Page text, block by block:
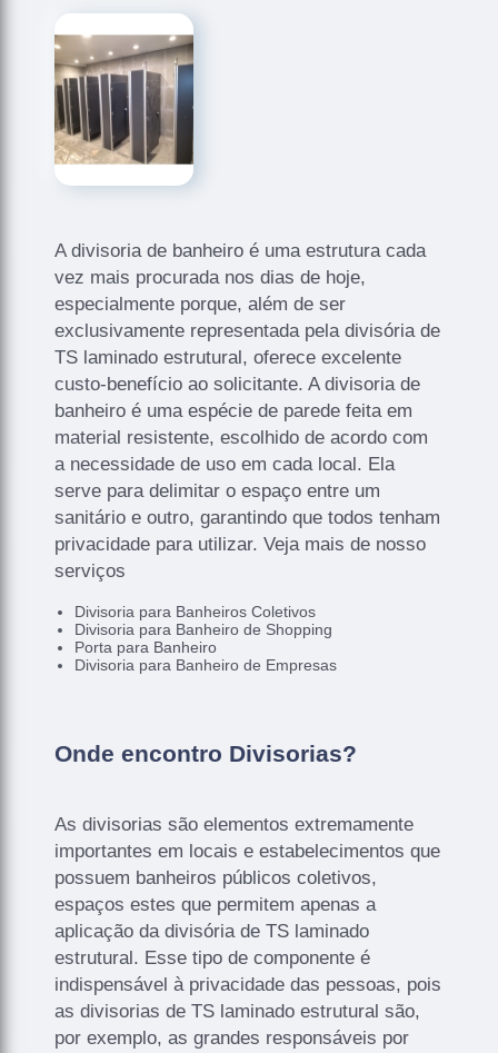
A divisoria de banheiro é uma estrutura cada
vez mais procurada nos dias de hoje,
especialmente porque, além de ser
exclusivamente representada pela divisória de
TS laminado estrutural, oferece excelente
custo-benefício ao solicitante. A divisoria de
banheiro é uma espécie de parede feita em
material resistente, escolhido de acordo com
a necessidade de uso em cada local. Ela
serve para delimitar o espaço entre um
sanitário e outro, garantindo que todos tenham
privacidade para utilizar. Veja mais de nosso
serviços
Divisoria para Banheiros Coletivos
Divisoria para Banheiro de Shopping
Porta para Banheiro
Divisoria para Banheiro de Empresas
Onde encontro Divisorias?
As divisorias são elementos extremamente
importantes em locais e estabelecimentos que
possuem banheiros públicos coletivos,
espaços estes que permitem apenas a
aplicação da divisória de TS laminado
estrutural. Esse tipo de componente é
indispensável à privacidade das pessoas, pois
as divisorias de TS laminado estrutural são,
por exemplo, as grandes responsáveis por